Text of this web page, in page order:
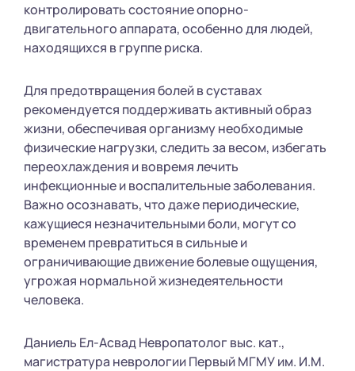
контролировать состояние опорно-
двигательного аппарата, особенно для людей,
находящихся в группе риска.
Для предотвращения болей в суставах
рекомендуется поддерживать активный образ
жизни, обеспечивая организму необходимые
физические нагрузки, следить за весом, избегать
переохлаждения и вовремя лечить
инфекционные и воспалительные заболевания.
Важно осознавать, что даже периодические,
кажущиеся незначительными боли, могут со
временем превратиться в сильные и
ограничивающие движение болевые ощущения,
угрожая нормальной жизнедеятельности
человека.
Даниель Ел-Асвад Невропатолог выс. кат.,
магистратура неврологии Первый МГМУ им. И.М.